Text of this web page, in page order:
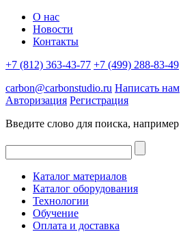
О нас
Новости
Контакты
+7 (812) 363-43-77 +7 (499) 288-83-49
carbon@carbonstudio.ru Написать нам
Авторизация Регистрация
Введите слово для поиска, например
Каталог материалов
Каталог оборудования
Технологии
Обучение
Оплата и доставка